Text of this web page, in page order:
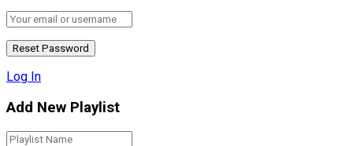
Log In
Add New Playlist